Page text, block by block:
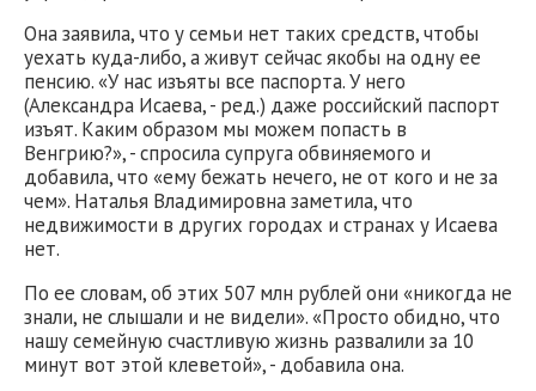
Она заявила, что у семьи нет таких средств, чтобы
уехать куда-либо, а живут сейчас якобы на одну ее
пенсию. «У нас изъяты все паспорта. У него
(Александра Исаева, - ред.) даже российский паспорт
изъят. Каким образом мы можем попасть в
Венгрию?», - спросила супруга обвиняемого и
добавила, что «ему бежать нечего, не от кого и не за
чем». Наталья Владимировна заметила, что
недвижимости в других городах и странах у Исаева
нет.
По ее словам, об этих 507 млн рублей они «никогда не
знали, не слышали и не видели». «Просто обидно, что
нашу семейную счастливую жизнь развалили за 10
минут вот этой клеветой», - добавила она.